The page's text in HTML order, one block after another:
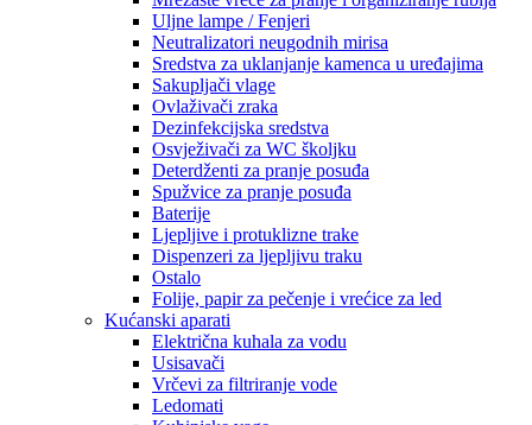
Uljne lampe / Fenjeri
Neutralizatori neugodnih mirisa
Sredstva za uklanjanje kamenca u uređajima
Sakupljači vlage
Ovlaživači zraka
Dezinfekcijska sredstva
Osvježivači za WC školjku
Deterdženti za pranje posuđa
Spužvice za pranje posuđa
Baterije
Ljepljive i protuklizne trake
Dispenzeri za ljepljivu traku
Ostalo
Folije, papir za pečenje i vrećice za led
Kućanski aparati
Električna kuhala za vodu
Usisavači
Vrčevi za filtriranje vode
Ledomati